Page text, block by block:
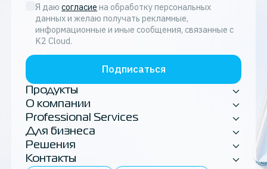
Я даю согласие на обработку персональных
данных и желаю получать рекламные,
информационные и иные сообщения, связанные с
K2 Cloud.
Подписаться
Продукты
О компании
Professional Services
Для бизнеса
Решения
Контакты